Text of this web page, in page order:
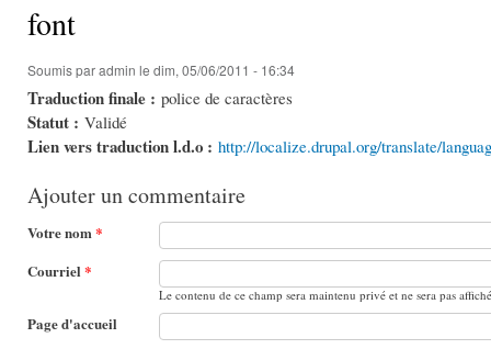
font
Soumis paradmin le dim, 05/06/2011 - 16:34
Traduction finale : police de caractères
Statut : Validé
Lien vers traduction l.d.o : http://localize.drupal.org/translate/
Ajouter un commentaire
Votre nom*
Courriel *
Le contenu de ce champ sera maintenu privé et ne sera pas
Page d'accueil